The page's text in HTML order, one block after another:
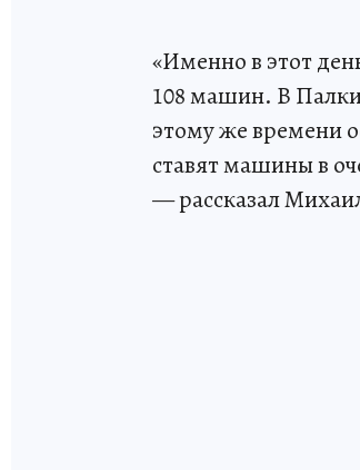
«Именно в этот
108 машин. В
этому же времени
ставят машины в
— рассказал